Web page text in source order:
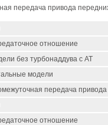
передача привода
отношение
без турбонаддува с АТ
модели
передача привода
отношение